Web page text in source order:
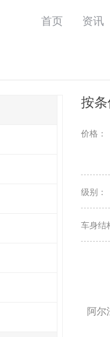
首页 资讯
按
价格：
级别：
车身结
阿尔